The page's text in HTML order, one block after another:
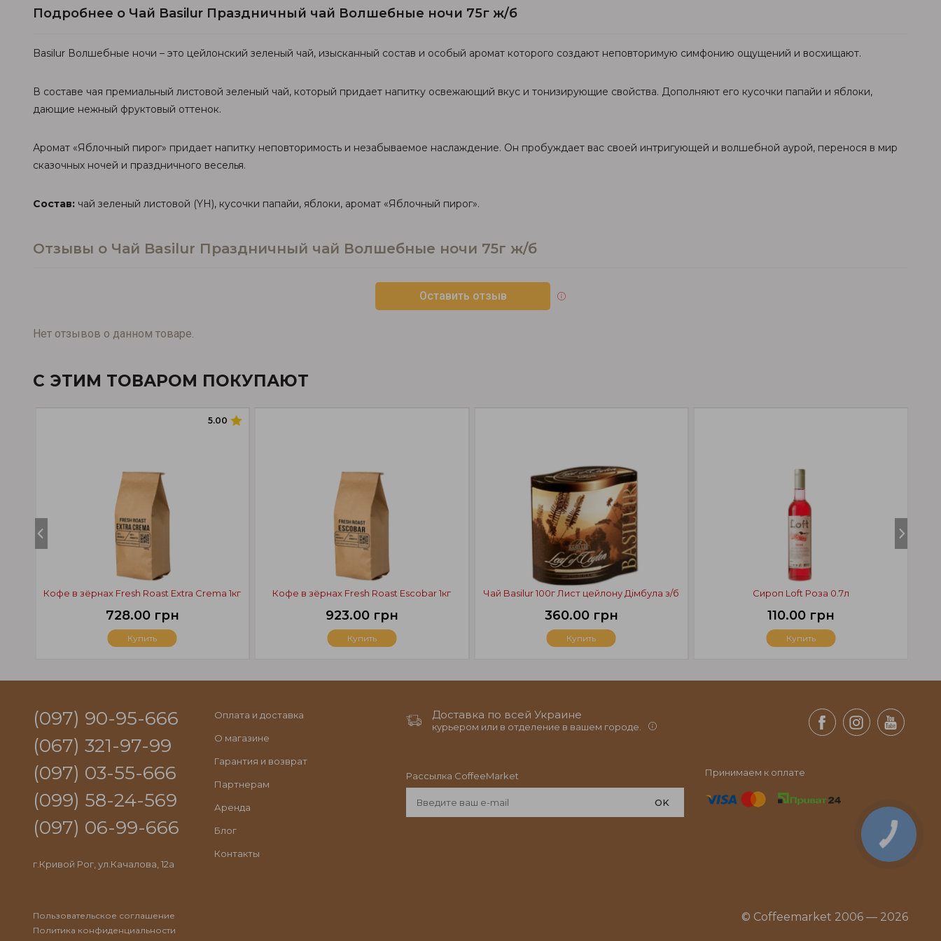
Подробнее о Чай Basilur Праздничный чай Волшебные ночи 75г ж/б
Basilur Волшебные ночи – это цейлонский зеленый чай, изысканный состав и особый аромат которого создают неповторимую симфонию ощущений и восхищают.
В составе чая премиальный листовой зеленый чай, который придает напитку освежающий вкус и тонизирующие свойства. Дополняют его кусочки папайи и яблоки,
дающие нежный фруктовый оттенок.
Аромат «Яблочный пирог» придает напитку неповторимость и незабываемое наслаждение. Он пробуждает вас своей интригующей и волшебной аурой, перенося в мир
сказочных ночей и праздничного веселья.
Состав: чай зеленый листовой (YH), ​​кусочки папайи, яблоки, аромат «Яблочный пирог».
Отзывы о Чай Basilur Праздничный чай Волшебные ночи 75г ж/б
Оставить отзыв
Нет отзывов о данном товаре.
С ЭТИМ ТОВАРОМ ПОКУПАЮТ
Сироп Loft Роза 0.7л
110.00 грн
Купить
5.00
Кофе в зёрнах Fresh Roast Extra Crema 1кг
728.00 грн
Купить
Кофе в зёрнах Fresh Roast Escobar 1кг
923.00 грн
Купить
Чай Basilur 100г Лист цейлону Дімбула з/б
360.00 грн
Купить
(097) 90-95-666
(067) 321-97-99
(097) 03-55-666
(099) 58-24-569
(097) 06-99-666
г.Кривой Рог, ул.Качалова, 12а
Оплата и доставка
О магазине
Гарантия и возврат
Партнерам
Аренда
Блог
Контакты
Доставка по всей Украине
курьером или в отделение в вашем городе.
Рассылка CoffeeMarket
OK
Принимаем к оплате
Пользовательское соглашение
Политика конфиденциальности
© Coffeemarket 2006 — 2026
КНОПКА
СВЯЗИ